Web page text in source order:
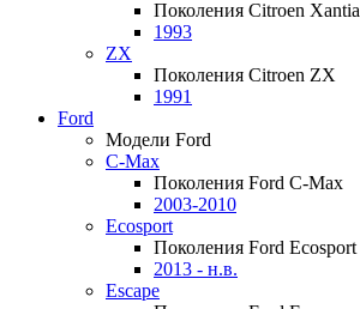
Поколения Citroen Xantia
1993
ZX
Поколения Citroen ZX
1991
Ford
Модели Ford
C-Max
Поколения Ford C-Max
2003-2010
Ecosport
Поколения Ford Ecosport
2013 - н.в.
Escape